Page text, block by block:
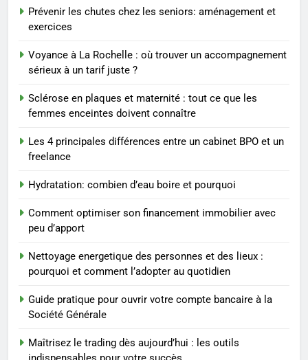
reviennent chaque année
2
entreprise solide
ENTREPRISE
3
substituts de repas : guide et
conseils pratiques
BIEN ÊTRE
Postures de yoga essentielles
rapidement et durable
BIEN ÊTRE
5
Infection chronique de l’oreille :
Prévenir les chutes chez les seniors: aménagement et
exercices
Voyance à La Rochelle : où trouver un accompagnement
sérieux à un tarif juste ?
Sclérose en plaques et maternité : tout ce que les
femmes enceintes doivent connaître
Les 4 principales différences entre un cabinet BPO et un
freelance
Hydratation: combien d’eau boire et pourquoi
Comment optimiser son financement immobilier avec
peu d’apport
Nettoyage energetique des personnes et des lieux :
pourquoi et comment l’adopter au quotidien
Guide pratique pour ouvrir votre compte bancaire à la
Société Générale
Maîtrisez le trading dès aujourd’hui : les outils